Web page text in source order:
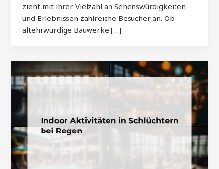
zieht mit ihrer Vielzahl an Sehenswürdigkeiten
und Erlebnissen zahlreiche Besucher an. Ob
altehrwürdige Bauwerke […]